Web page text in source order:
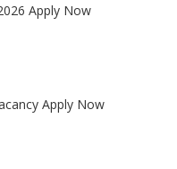
Apply Now
Apply Now